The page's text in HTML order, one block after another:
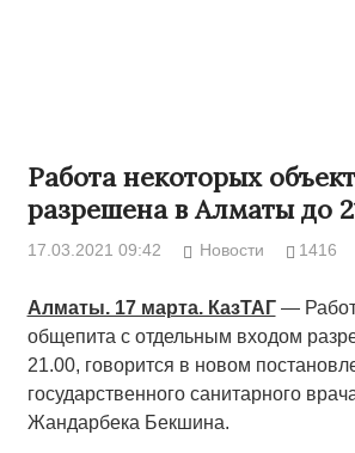
Работа некоторых
разрешена в Алматы до
17.03.2021 09:42 Новости 1416
Алматы. 17 марта. КазТАГ—
общепита с отдельным входом
21.00, говорится в новом
государственного санитарного
Жандарбека Бекшина.